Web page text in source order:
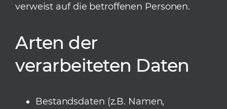
verweist auf die betroffenen Personen.
Arten der
verarbeiteten Daten
Bestandsdaten (z.B. Namen,